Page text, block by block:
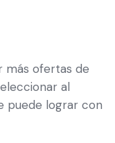
más ofertas de
al
puede lograr con